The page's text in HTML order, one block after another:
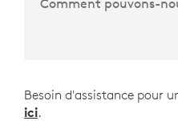
Comment pouvons-
Besoin d'assistance pour
ici.